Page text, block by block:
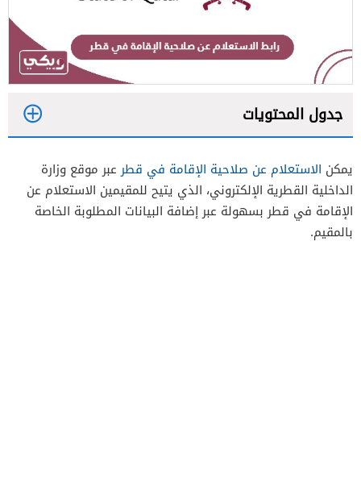
جدول المحتويات
2
يمكن الاستعلام عن صلاحية الإقامة في قطرعبر موقع وزارة
الداخلية القطرية الإلكتروني، الذي يتيح للمقيمين الاستعلام عن
الإقامة في قطر بسهولة عبر إضافة البيانات المطلوبة الخاصة
بالمقيم.